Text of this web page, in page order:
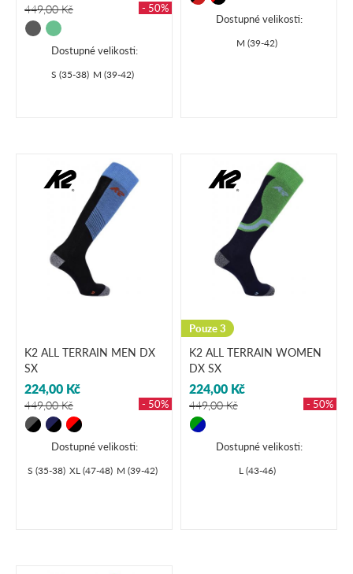
449,00 Kč - 50%
Dostupné velikosti:
S (35-38) M (39-42)
Dostupné velikosti:
M (39-42)
K2 ALL TERRAIN MEN DX
SX
224,00 Kč
449,00 Kč - 50%
Dostupné velikosti:
S (35-38) XL (47-48) M (39-42)
Pouze 3
K2 ALL TERRAIN WOMEN
DX SX
224,00 Kč
449,00 Kč - 50%
Dostupné velikosti:
L (43-46)